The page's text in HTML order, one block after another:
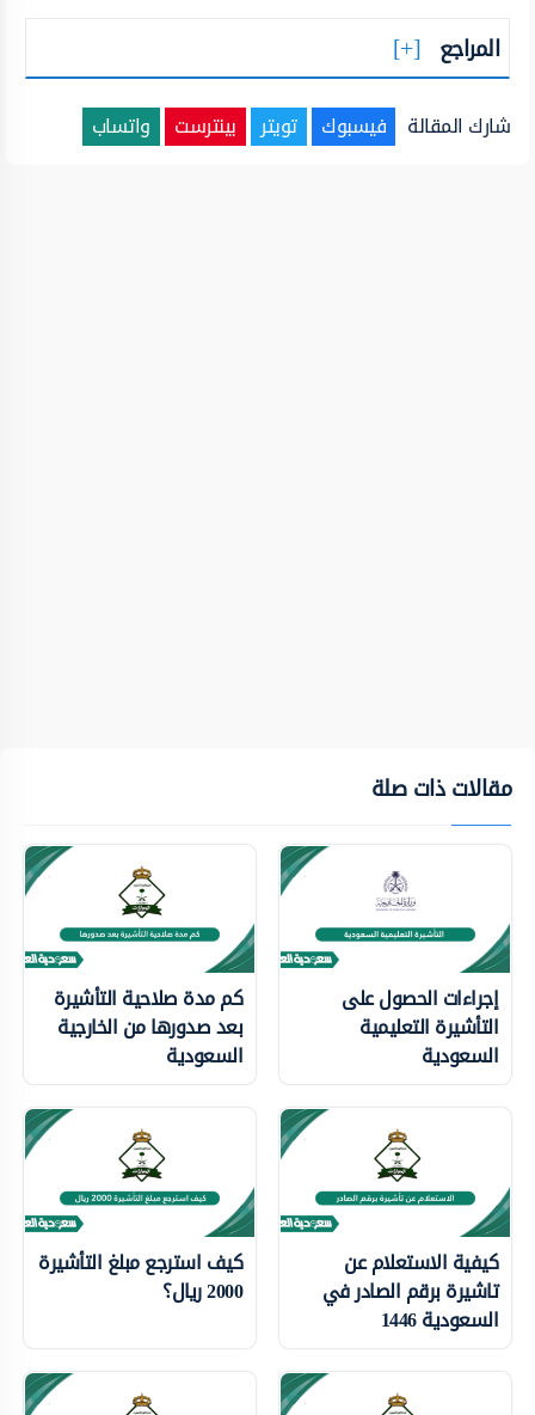
المراجع
شارك المقالة فيسبوك تويتر بينترست واتساب
مقالات ذات صلة
إجراءات الحصول على
التأشيرة التعليمية
السعودية
كم مدة صلاحية التأشيرة
بعد صدورها من الخارجية
السعودية
كيفية الاستعلام عن
تاشيرة برقم الصادر في
السعودية 1446
كيف استرجع مبلغ التأشيرة
2000 ريال؟